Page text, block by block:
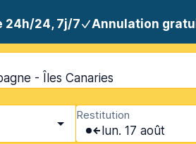
24h/24, 7j/7 Annulation
- Îles Canaries
Restitution
lun. 17 août